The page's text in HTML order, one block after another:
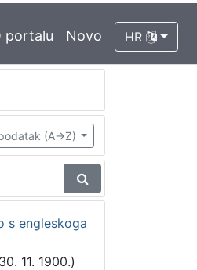
portalu Novo HR
(A->Z)
s engleskoga
11. 1900.)